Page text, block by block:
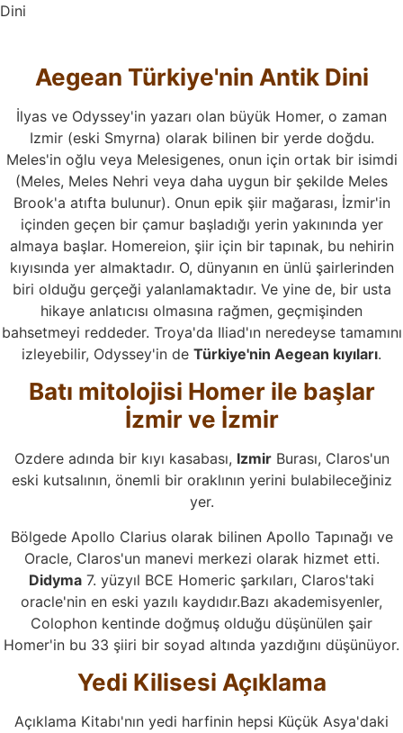
Dini
Aegean Türkiye'nin Antik Dini
İlyas ve Odyssey'in yazarı olan büyük Homer, o zaman
Izmir (eski Smyrna) olarak bilinen bir yerde doğdu.
Meles'in oğlu veya Melesigenes, onun için ortak bir isimdi
(Meles, Meles Nehri veya daha uygun bir şekilde Meles
Brook'a atıfta bulunur). Onun epik şiir mağarası, İzmir'in
içinden geçen bir çamur başladığı yerin yakınında yer
almaya başlar. Homereion, şiir için bir tapınak, bu nehirin
kıyısında yer almaktadır. O, dünyanın en ünlü şairlerinden
biri olduğu gerçeği yalanlamaktadır. Ve yine de, bir usta
hikaye anlatıcısı olmasına rağmen, geçmişinden
bahsetmeyi reddeder. Troya'da Iliad'ın neredeyse tamamını
izleyebilir, Odyssey'in de Türkiye'nin Aegean kıyıları.
Batı mitolojisi Homer ile başlar
İzmir ve İzmir
Ozdere adında bir kıyı kasabası, IzmirBurası, Claros'un
eski kutsalının, önemli bir oraklının yerini bulabileceğiniz
yer.
Bölgede Apollo Clarius olarak bilinen Apollo Tapınağı ve
Oracle, Claros'un manevi merkezi olarak hizmet etti.
Didyma 7. yüzyıl BCE Homeric şarkıları, Claros'taki
oracle'nin en eski yazılı kaydıdır.Bazı akademisyenler,
Colophon kentinde doğmuş olduğu düşünülen şair
Homer'in bu 33 şiiri bir soyad altında yazdığını düşünüyor.
Yedi Kilisesi Açıklama
Açıklama Kitabı'nın yedi harfinin hepsi Küçük Asya'daki